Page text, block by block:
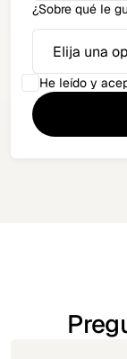
¿Sobre qué le
He leído y